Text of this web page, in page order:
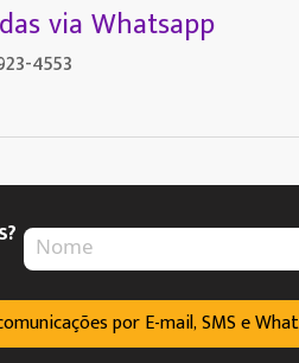
via Whatsapp
4553
por E-mail, SMS e